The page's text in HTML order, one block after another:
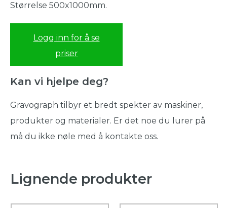
Størrelse 500x1000mm.
Logg inn for å se
priser
Kan vi hjelpe deg?
Gravograph tilbyr et bredt spekter av maskiner,
produkter og materialer. Er det noe du lurer på
må du ikke nøle med å kontakte oss.
Lignende produkter